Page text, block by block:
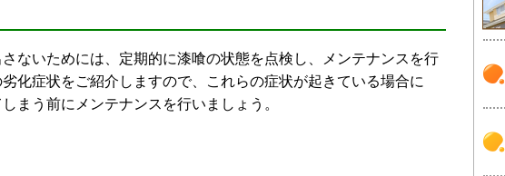
ないためには、定期的に漆喰の状態を点検し、メンテナンスを行
化症状をご紹介しますので、これらの症状が起きている場合に
まう前にメンテナンスを行いましょう。